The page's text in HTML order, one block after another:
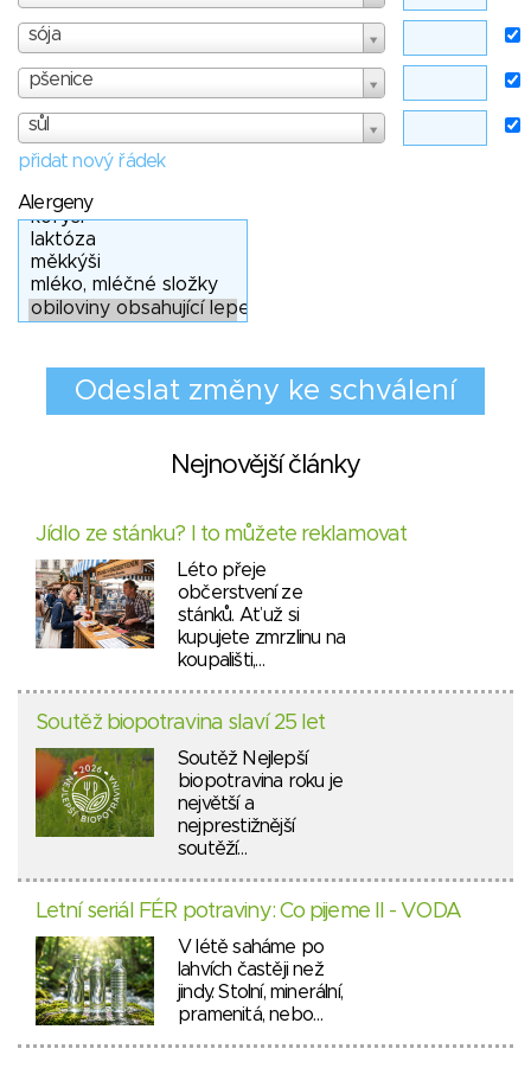
sója
pšenice
sůl
přidat nový řádek
Alergeny
Nejnovější články
Jídlo ze stánku? I to můžete reklamovat
Léto přeje
občerstvení ze
stánků. Ať už si
kupujete zmrzlinu na
koupališti,…
Soutěž biopotravina slaví 25 let
Soutěž Nejlepší
biopotravina roku je
největší a
nejprestižnější
soutěží…
Letní seriál FÉR potraviny: Co pijeme II - VODA
V létě saháme po
lahvích častěji než
jindy. Stolní, minerální,
pramenitá, nebo…